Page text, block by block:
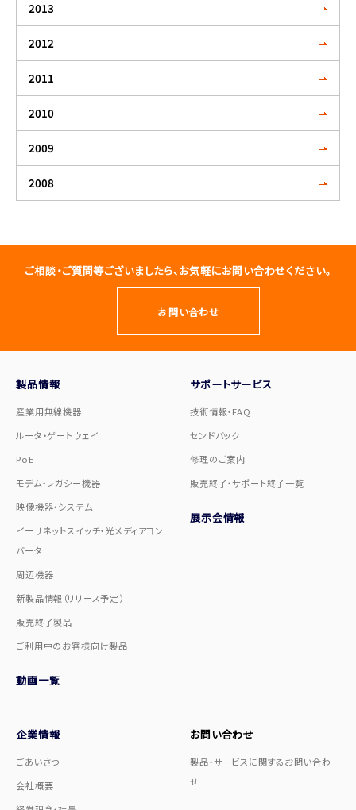
2013
2012
2011
2010
2009
2008
ご相談・ご質問等ございましたら、お気軽にお問い合わせください。
お問い合わせ
製品情報
産業用無線機器
ルータ・ゲートウェイ
PoE
モデム・レガシー機器
映像機器・システム
イーサネットスイッチ・光メディアコン
バータ
周辺機器
新製品情報（リリース予定）
販売終了製品
ご利用中のお客様向け製品
動画一覧
サポートサービス
技術情報・FAQ
センドバック
修理のご案内
販売終了・サポート終了一覧
展示会情報
企業情報
ごあいさつ
会社概要
お問い合わせ
製品・サービスに関するお問い合わ
せ